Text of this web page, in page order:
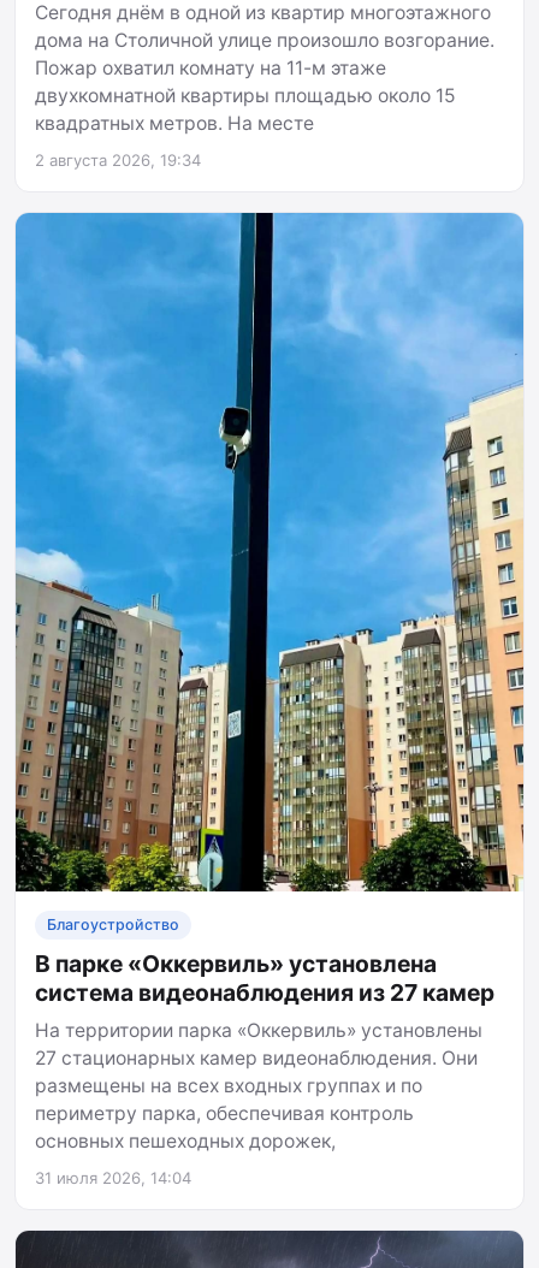
Сегодня днём в одной из квартир многоэтажного
дома на Столичной улице произошло возгорание.
Пожар охватил комнату на 11-м этаже
двухкомнатной квартиры площадью около 15
квадратных метров. На месте
2 августа 2026, 19:34
Благоустройство
В парке «Оккервиль» установлена
система видеонаблюдения из 27 камер
На территории парка «Оккервиль» установлены
27 стационарных камер видеонаблюдения. Они
размещены на всех входных группах и по
периметру парка, обеспечивая контроль
основных пешеходных дорожек,
31 июля 2026, 14:04